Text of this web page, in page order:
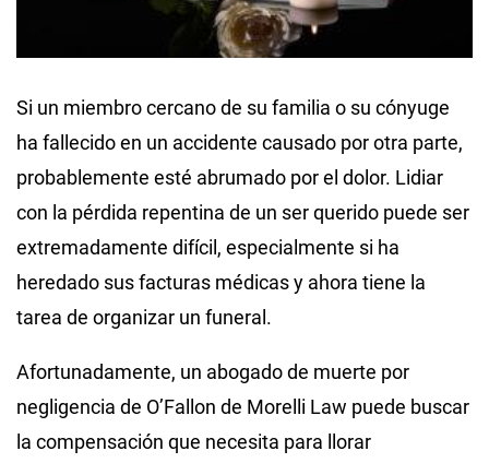
Si un miembro cercano de su familia o su cónyuge
ha fallecido en un accidente causado por otra parte,
probablemente esté abrumado por el dolor. Lidiar
con la pérdida repentina de un ser querido puede ser
extremadamente difícil, especialmente si ha
heredado sus facturas médicas y ahora tiene la
tarea de organizar un funeral.
Afortunadamente, un abogado de muerte por
negligencia de O’Fallon de Morelli Law puede buscar
la compensación que necesita para llorar